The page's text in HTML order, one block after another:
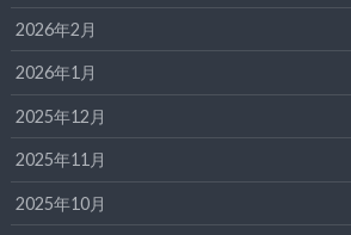
2026年2月
2026年1月
2025年12月
2025年11月
2025年10月